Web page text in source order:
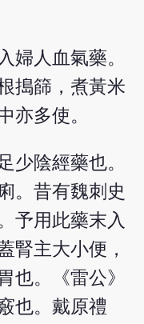
婦人血氣藥。
搗篩，煮黃米
亦多使。
少陰經藥也。
。昔有魏刺史
予用此藥末入
腎主大小便，
也。《雷公》
也。戴原禮